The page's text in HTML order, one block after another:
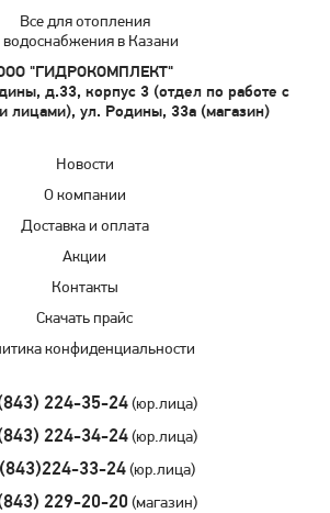
Все для отопления
водоснабжения в Казани
"ГИДРОКОМПЛЕКТ"
д.33, корпус 3 (отдел по работе с
лицами), ул. Родины, 33а (магазин)
Новости
О компании
Доставка и оплата
Акции
Контакты
Скачать прайс
конфиденциальности
224-35-24(юр.лица)
224-34-24(юр.лица)
33-24(юр.лица)
229-20-20 (магазин)